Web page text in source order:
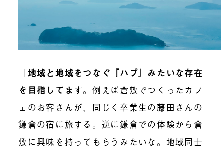
「地域と地域をつなぐ『ハブ』みたいな存在
を目指してます。例えば倉敷でつくったカフ
ェのお客さんが、同じく卒業生の藤田さんの
鎌倉の宿に旅する。逆に鎌倉での体験から倉
敷に興味を持ってもらうみたいな。地域同士